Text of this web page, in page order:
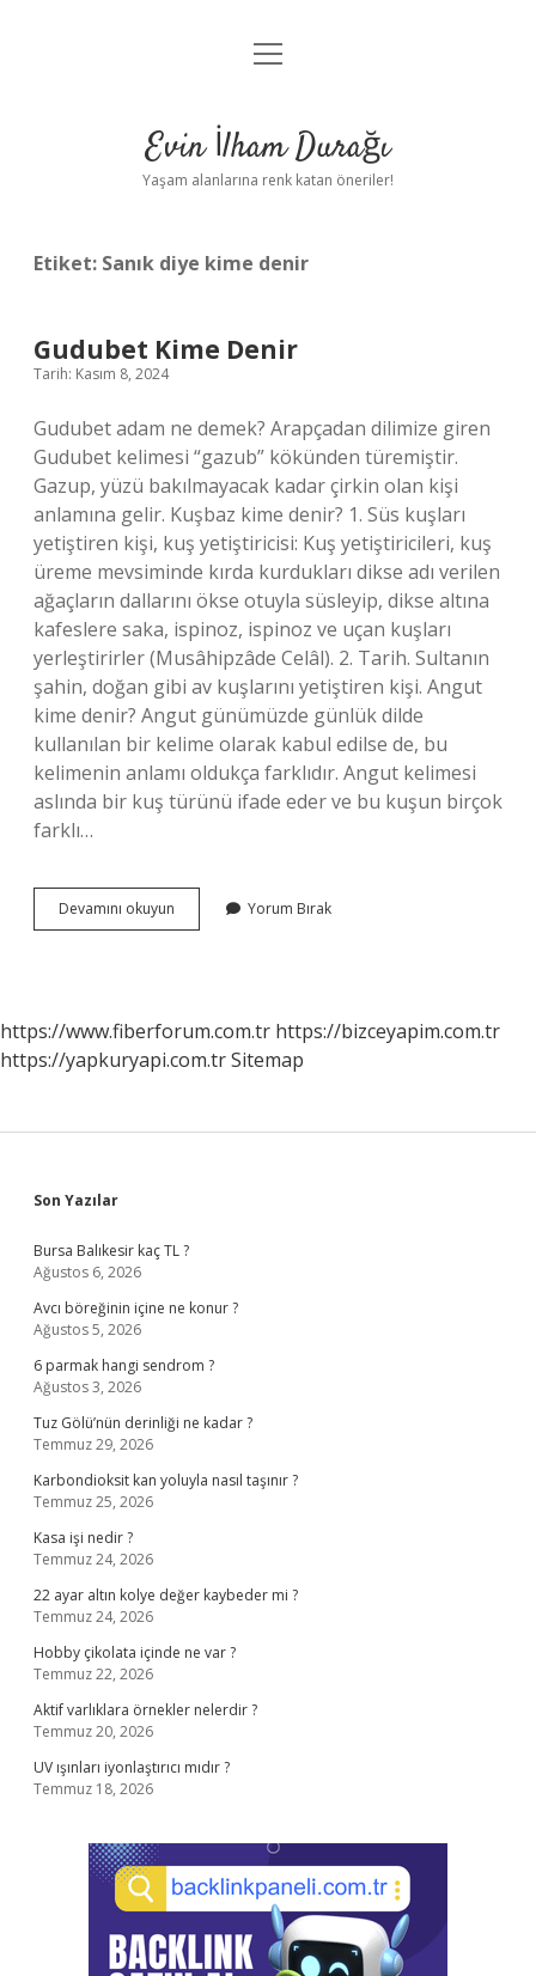
Anasayfa
Yasal Uyarı
menüyü
Evin İlham Durağı
Yaşam alanlarına renk katan öneriler!
Etiket: Sanık diye kime denir
Gudubet Kime Denir
Tarih: Kasım 8, 2024
Gudubet adam ne demek? Arapçadan dilimize giren
Gudubet kelimesi “gazub” kökünden türemiştir.
Gazup, yüzü bakılmayacak kadar çirkin olan kişi
anlamına gelir. Kuşbaz kime denir? 1. Süs kuşları
yetiştiren kişi, kuş yetiştiricisi: Kuş yetiştiricileri, kuş
üreme mevsiminde kırda kurdukları dikse adı verilen
ağaçların dallarını ökse otuyla süsleyip, dikse altına
kafeslere saka, ispinoz, ispinoz ve uçan kuşları
yerleştirirler (Musâhipzâde Celâl). 2. Tarih. Sultanın
şahin, doğan gibi av kuşlarını yetiştiren kişi. Angut
kime denir? Angut günümüzde günlük dilde
kullanılan bir kelime olarak kabul edilse de, bu
kelimenin anlamı oldukça farklıdır. Angut kelimesi
aslında bir kuş türünü ifade eder ve bu kuşun birçok
farklı…
Devamını okuyun Gudubet
Kime
Yorum Bırak
https://www.fiberforum.com.tr https://bizceyapim.com.tr
https://yapkuryapi.com.trSitemap
Sidebar
Son Yazılar
Bursa Balıkesir kaç TL ?
Ağustos 6, 2026
Avcı böreğinin içine ne konur ?
Ağustos 5, 2026
6 parmak hangi sendrom ?
Ağustos 3, 2026
Tuz Gölü’nün derinliği ne kadar ?
Temmuz 29, 2026
Karbondioksit kan yoluyla nasıl taşınır ?
Temmuz 25, 2026
Kasa işi nedir ?
Temmuz 24, 2026
22 ayar altın kolye değer kaybeder mi ?
Temmuz 24, 2026
Hobby çikolata içinde ne var ?
Temmuz 22, 2026
Aktif varlıklara örnekler nelerdir ?
Temmuz 20, 2026
UV ışınları iyonlaştırıcı mıdır ?
Temmuz 18, 2026